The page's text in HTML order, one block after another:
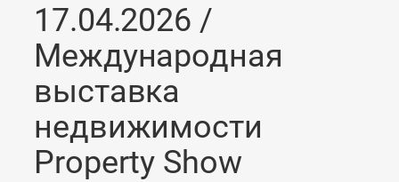
17.04.2026 /
Международная
выставка
недвижимости
Property Show